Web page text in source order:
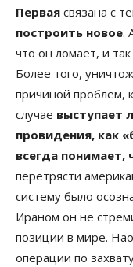
Первая связана с
построить новое.
что он ломает, и
Более того,
причиной проблем,
случае выступает
провидения, как
всегда понимает,
перетрясти
систему было
Ираном он не
позиции в мире.
операции по